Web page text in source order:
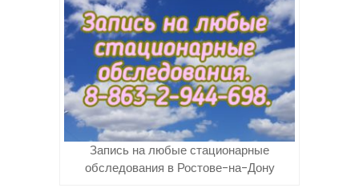
Запись на любые стационарные
обследования в Ростове-на-Дону